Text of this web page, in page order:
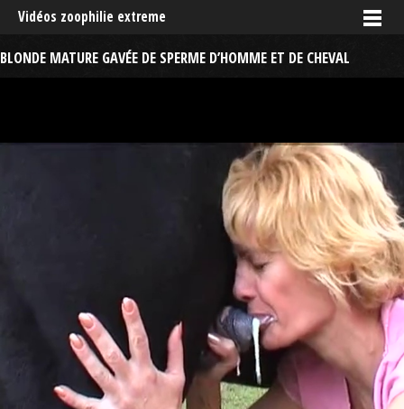
Vidéos zoophilie extreme
BLONDE MATURE GAVÉE DE SPERME D’HOMME ET DE CHEVAL